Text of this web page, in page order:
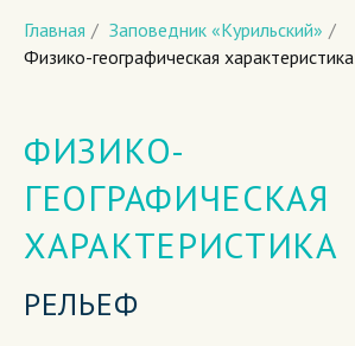
Главная / Заповедник «Курильский» /
Физико-географическая характеристика
ФИЗИКО-
ГЕОГРАФИЧЕСКАЯ
ХАРАКТЕРИСТИКА
РЕЛЬЕФ